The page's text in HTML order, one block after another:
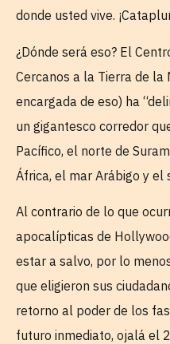
donde usted vive.
¿Dónde será eso? El
Cercanos a la Tierra de la
encargada de eso) ha
un gigantesco corredor
Pacífico, el norte de
África, el mar Arábigo y el
Al contrario de lo que
apocalípticas de
estar a salvo, por lo
que eligieron sus
retorno al poder de los
futuro inmediato, ojalá el